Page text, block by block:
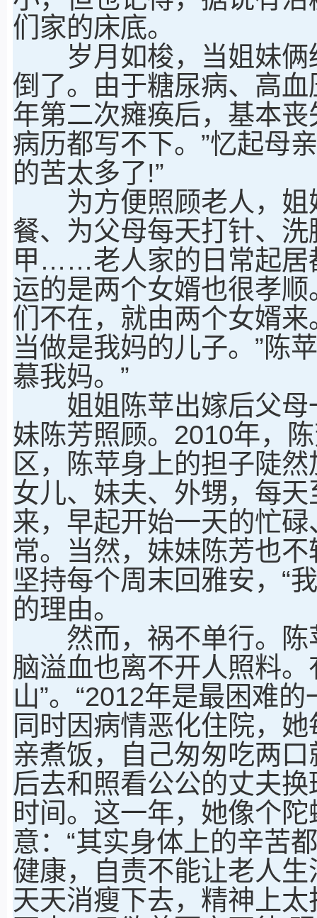
们家的床底。
岁月如梭，当姐妹俩
倒了。由于糖尿病、高
年第二次瘫痪后，基本
病历都写不下。”忆起母
的苦太多了!”
为方便照顾老人，姐
餐、为父母每天打针、
甲……老人家的日常起居
运的是两个女婿也很孝
们不在，就由两个女婿
当做是我妈的儿子。”陈
慕我妈。”
姐姐陈苹出嫁后父母
妹陈芳照顾。2010年，
区，陈苹身上的担子陡
女儿、妹夫、外甥，每
来，早起开始一天的忙
常。当然，妹妹陈芳也
坚持每个周末回雅安，“
的理由。
然而，祸不单行。陈
脑溢血也离不开人照料
山”。“2012年是最困难
同时因病情恶化住院，
亲煮饭，自己匆匆吃两
后去和照看公公的丈夫
时间。这一年，她像个
意：“其实身体上的辛苦
健康，自责不能让老人
天天消瘦下去，精神上